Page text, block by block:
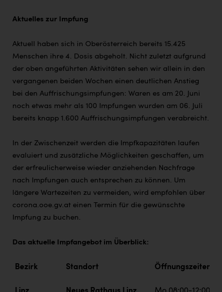
Aktuelles zur Impfung
Aktuell haben sich in Oberösterreich bereits 15.425
Menschen ihre 4. Dosis abgeholt. Nicht zuletzt aufgrund
der oben angeführten Aktivitäten sehen wir allein in den
vergangenen beiden Wochen einen deutlichen Anstieg
bei den Auffrischungsimpfungen: Waren es am 20. Juni
noch etwas mehr als 100 Impfungen wurden am 06. Juli
bereits knapp 1.600 Auffrischungsimpfungen verabreicht.
In der Zwischenzeit werden die Impfkapazitäten laufen
evaluiert und zusätzliche Möglichkeiten geschaffen, um
der erfreulicherweise wieder anziehenden Nachfrage
nach Impfungen auch entsprechen zu können. Um
längere Wartezeiten zu vermeiden, wird empfohlen über
corona.ooe.gv.at einen Termin für die gewünschte
Impfung zu buchen.
Das aktuelle Impfangebot im Überblick:
Bezirk Standort Öffnungszeiten